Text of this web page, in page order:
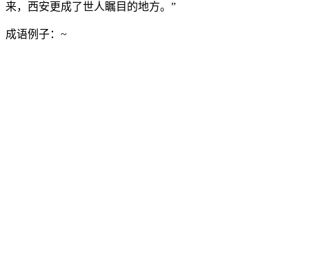
来，西安更成了世人瞩目的地方。”
成语例子： ~